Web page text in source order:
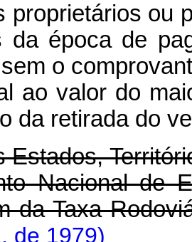
proprietários ou
da época de
o
ao valor do
da retirada do
Estados,
Nacional de
da Taxa
de 1979)